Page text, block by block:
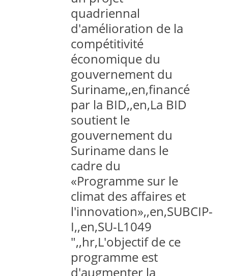
quadriennal
d'amélioration de la
compétitivité
économique du
gouvernement du
Suriname,,en,financé
par la BID,,en,La BID
soutient le
gouvernement du
Suriname dans le
cadre du
«Programme sur le
climat des affaires et
l'innovation»,,en,SUBCIP-
I,,en,SU-L1049
",,hr,L'objectif de ce
programme est
d'augmenter la